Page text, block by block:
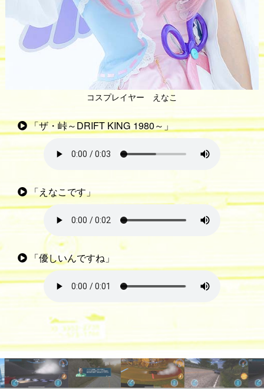
コスプレイヤー えなこ
「ザ・峠～DRIFT KING 1980～」
「えなこです」
「優しいんですね」